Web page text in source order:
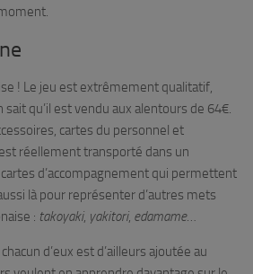
! Le jeu est extrêmement qualitatif,
qu’il est vendu aux alentours de 64€.
cartes du personnel et
réellement transporté dans un
d’accompagnement qui permettent
là pour représenter d’autres mets
: takoyaki, yakitori, edamame…
d’eux est d’ailleurs ajoutée au